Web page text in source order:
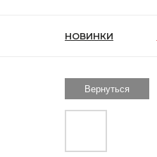
НОВИНКИ
Вернуться